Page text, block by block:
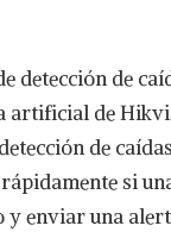
detección de
artificial de
de
si
enviar una